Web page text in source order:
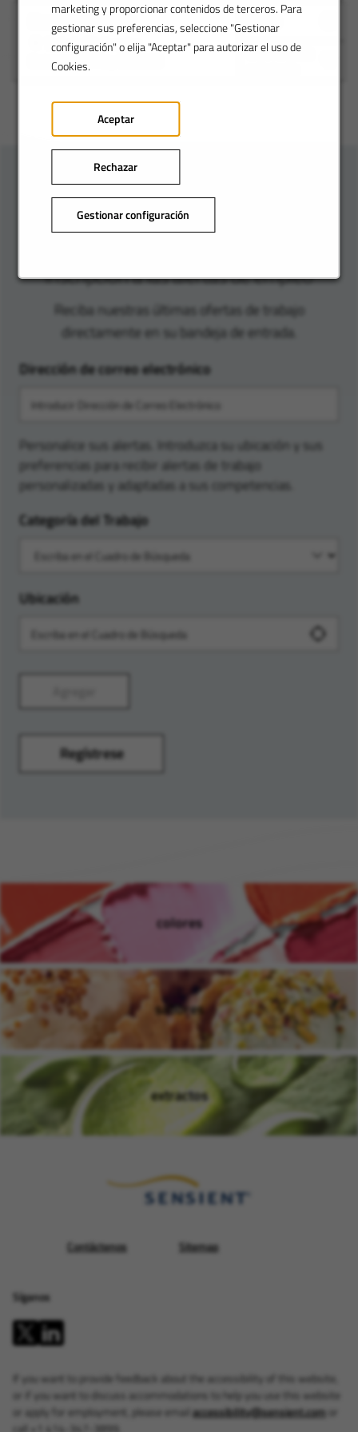
marketing y proporcionar contenidos de terceros. Para
gestionar sus preferencias, seleccione "Gestionar
configuración" o elija "Aceptar" para autorizar el uso de
Cookies.
Aceptar
Rechazar
Gestionar configuración
Demand Planner
Turlock, CA, America
Date posted:
Ver rol
Guardar para
sea el primero en
enterarse:
Inscripción a las alertas de empleo
Reciba nuestras últimas ofertas de trabajo
directamente en su bandeja de entrada.
Dirección de correo electrónico
Personalice sus alertas. Introduzca su ubicación y sus
preferencias para recibir alertas de trabajo
personalizadas y adaptadas a sus competencias.
Categoría del Trabajo
Ubicación
Regístrese
colores(Se abre en una ventana
sabores(Se abre en una ventana
extractos(Se abre en una ventana
Contáctenos Sitemap
Síganos
If you want to provide feedback about the accessibility of this website,
or if you want to discuss accommodations to help you use this website
or apply for employment, please email accessibility@sensient.com or
call +1 414-347-3899.